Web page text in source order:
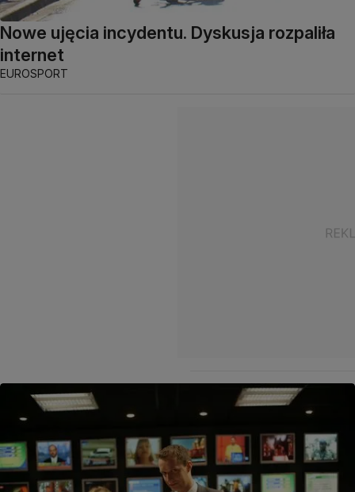
Nowe ujęcia incydentu. Dyskusja rozpaliła
internet
EUROSPORT